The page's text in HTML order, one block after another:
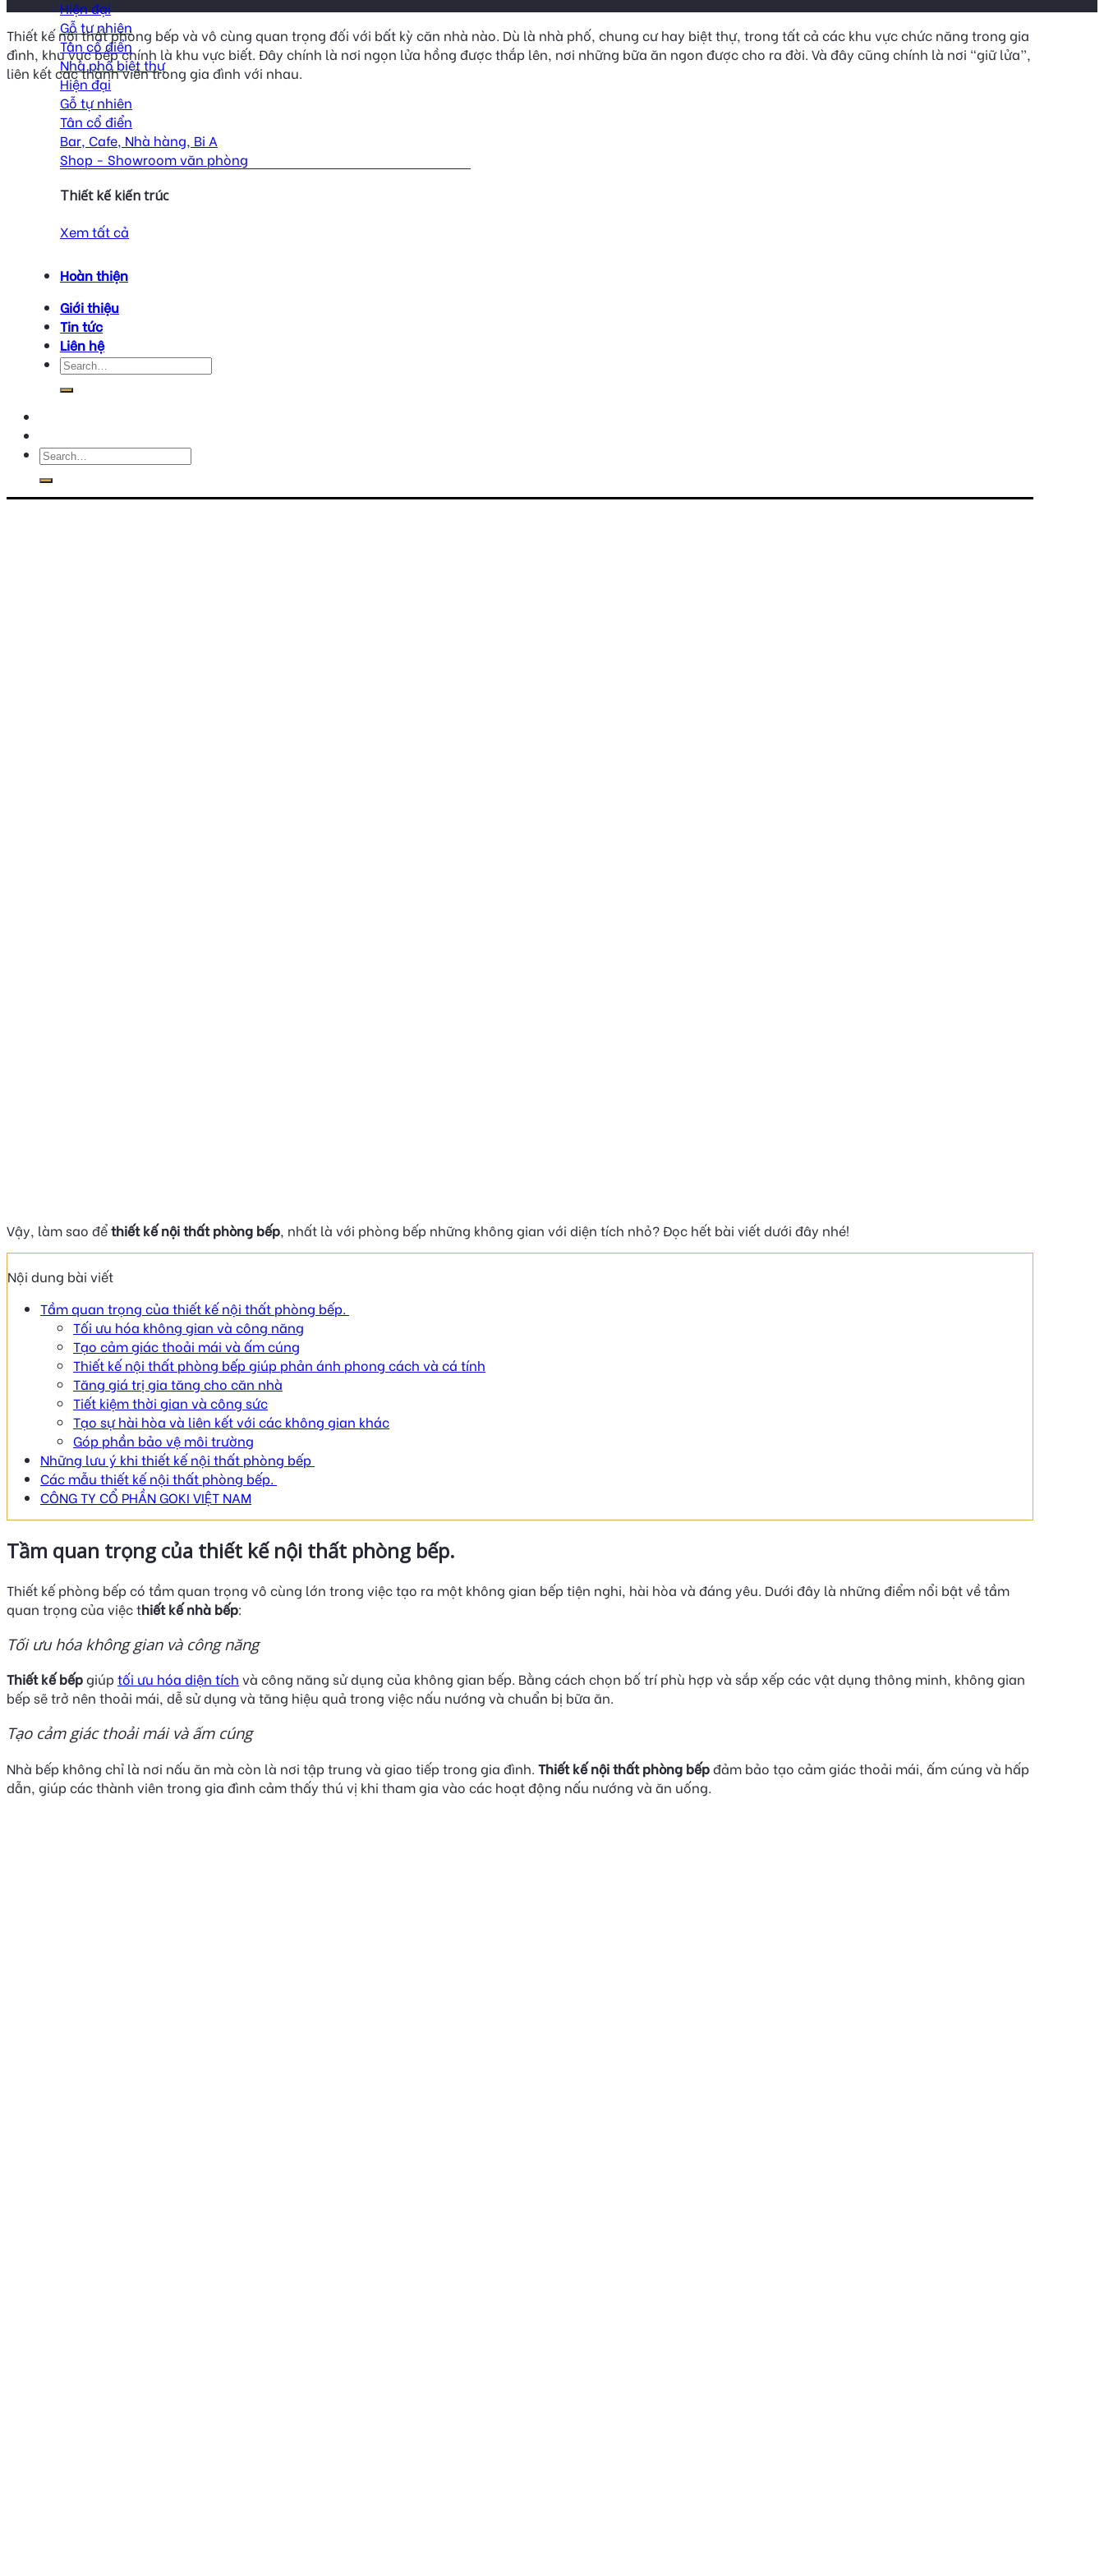
Hiện đại
Gỗ tự nhiên
Tân cổ điển
Nhà phố biệt thự
Hiện đại
Gỗ tự nhiên
Tân cổ điển
Bar, Cafe, Nhà hàng, Bi A
Shop - Showroom văn phòng
Thiết kế kiến trúc
Xem tất cả
Hoàn thiện
Giới thiệu
Tin tức
Liên hệ
Thiết kế nội thất phòng bếp và vô cùng quan trọng đối với bất kỳ căn nhà nào. Dù là nhà phố, chung cư hay biệt thự, trong tất cả các khu vực chức năng trong gia
đình, khu vực bếp chính là khu vực biết. Đây chính là nơi ngọn lửa hồng được thắp lên, nơi những bữa ăn ngon được cho ra đời. Và đây cũng chính là nơi “giữ lửa”,
liên kết các thành viên trong gia đình với nhau.
Vậy, làm sao đểthiết kế nội thất phòng bếp, nhất là với phòng bếp những không gian với diện tích nhỏ? Đọc hết bài viết dưới đây nhé!
Nội dung bài viết
Tầm quan trọng của thiết kế nội thất phòng bếp.
Tối ưu hóa không gian và công năng
Tạo cảm giác thoải mái và ấm cúng
Thiết kế nội thất phòng bếp giúp phản ánh phong cách và cá tính
Tăng giá trị gia tăng cho căn nhà
Tiết kiệm thời gian và công sức
Tạo sự hài hòa và liên kết với các không gian khác
Góp phần bảo vệ môi trường
Những lưu ý khi thiết kế nội thất phòng bếp
Các mẫu thiết kế nội thất phòng bếp.
CÔNG TY CỔ PHẦN GOKI VIỆT NAM
Tầm quan trọng của thiết kế nội thất phòng bếp.
Thiết kế phòng bếp có tầm quan trọng vô cùng lớn trong việc tạo ra một không gian bếp tiện nghi, hài hòa và đáng yêu. Dưới đây là những điểm nổi bật về tầm
quan trọng của việc thiết kế nhà bếp:
Tối ưu hóa không gian và công năng
Thiết kế bếpgiúp tối ưu hóa diện tích và công năng sử dụng của không gian bếp. Bằng cách chọn bố trí phù hợp và sắp xếp các vật dụng thông minh, không gian
bếp sẽ trở nên thoải mái, dễ sử dụng và tăng hiệu quả trong việc nấu nướng và chuẩn bị bữa ăn.
Tạo cảm giác thoải mái và ấm cúng
Nhà bếp không chỉ là nơi nấu ăn mà còn là nơi tập trung và giao tiếp trong gia đình. Thiết kế nội thất phòng bếpđảm bảo tạo cảm giác thoải mái, ấm cúng và hấp
dẫn, giúp các thành viên trong gia đình cảm thấy thú vị khi tham gia vào các hoạt động nấu nướng và ăn uống.